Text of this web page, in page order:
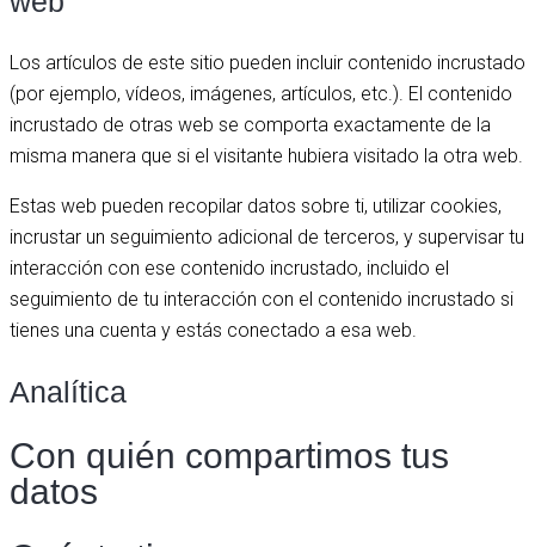
Los artículos de este sitio pueden incluir contenido incrustado
(por ejemplo, vídeos, imágenes, artículos, etc.). El contenido
incrustado de otras web se comporta exactamente de la
misma manera que si el visitante hubiera visitado la otra web.
Estas web pueden recopilar datos sobre ti, utilizar cookies,
incrustar un seguimiento adicional de terceros, y supervisar tu
interacción con ese contenido incrustado, incluido el
seguimiento de tu interacción con el contenido incrustado si
tienes una cuenta y estás conectado a esa web.
Analítica
Con quién compartimos tus
datos